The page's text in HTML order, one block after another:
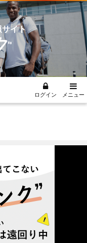
サイト
ログイン メニュー